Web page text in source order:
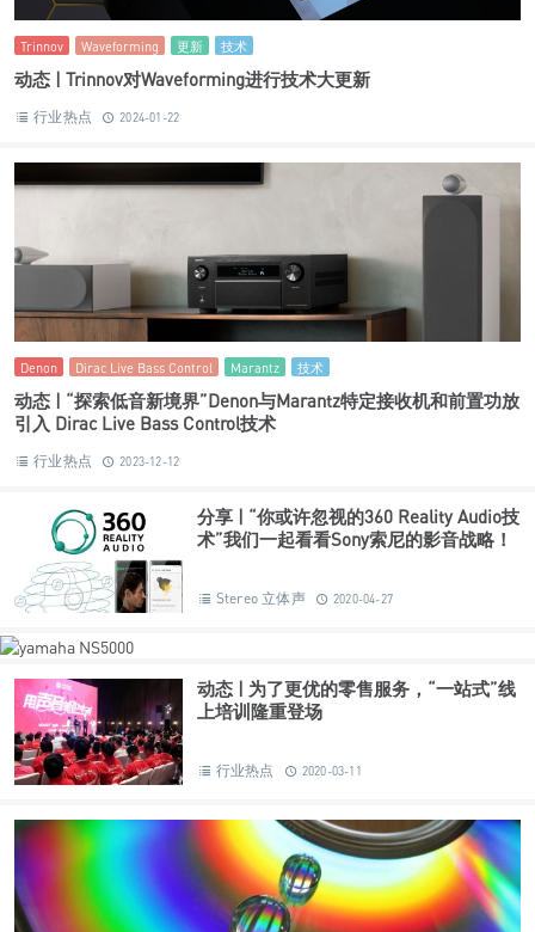
Trinnov Waveforming 更新 技术
动态 | Trinnov对Waveforming进行技术大更新
行业热点 2024-01-22
Denon Dirac Live Bass Control Marantz 技术
动态 | “探索低音新境界”Denon与Marantz特定接收机和前置功放
引入 Dirac Live Bass Control技术
行业热点 2023-12-12
分享 | “你或许忽视的360 Reality Audio技
术”我们一起看看Sony索尼的影音战略！
Stereo 立体声 2020-04-27
动态 | 为了更优的零售服务，“一站式”线
上培训隆重登场
行业热点 2020-03-11